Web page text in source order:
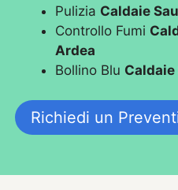
Pulizia Caldaie
Controllo Fumi
Ardea
Bollino Blu
Richiedi un